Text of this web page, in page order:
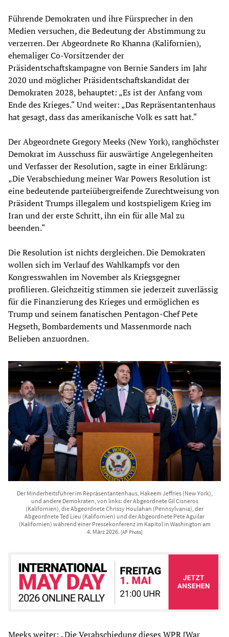
Führende Demokraten und ihre Fürsprecher in den
Medien versuchen, die Bedeutung der Abstimmung zu
verzerren. Der Abgeordnete Ro Khanna (Kalifornien),
ehemaliger Co-Vorsitzender der
Präsidentschaftskampagne von Bernie Sanders im Jahr
2020 und möglicher Präsidentschaftskandidat der
Demokraten 2028, behauptet: „Es ist der Anfang vom
Ende des Krieges.“ Und weiter: „Das Repräsentantenhaus
hat gesagt, dass das amerikanische Volk es satt hat.“
Der Abgeordnete Gregory Meeks (New York), ranghöchster
Demokrat im Ausschuss für auswärtige Angelegenheiten
und Verfasser der Resolution, sagte in einer Erklärung:
„Die Verabschiedung meiner War Powers Resolution ist
eine bedeutende parteiübergreifende Zurechtweisung von
Präsident Trumps illegalem und kostspieligem Krieg im
Iran und der erste Schritt, ihn ein für alle Mal zu
beenden.“
Die Resolution ist nichts dergleichen. Die Demokraten
wollen sich im Verlauf des Wahlkampfs vor den
Kongresswahlen im November als Kriegsgegner
profilieren. Gleichzeitig stimmen sie jederzeit zuverlässig
für die Finanzierung des Krieges und ermöglichen es
Trump und seinem fanatischen Pentagon-Chef Pete
Hegseth, Bombardements und Massenmorde nach
Belieben anzuordnen.
Der Minderheitsführer im Repräsentantenhaus, Hakeem Jeffries (New York),
und andere Demokraten, von links: der Abgeordnete Gil Cisneros
(Kalifornien), die Abgeordnete Chrissy Houlahan (Pennsylvania), der
Abgeordnete Ted Lieu (Kalifornien) und der Abgeordnete Pete Aguilar
(Kalifornien) während einer Pressekonferenz im Kapitol in Washington am
4. März 2026. [AP Photo]
Meeks weiter: „Die Verabschiedung dieses WPR [War